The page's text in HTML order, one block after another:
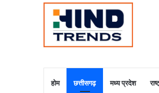
होम छत्तीसगढ़ मध्य प्रदेश